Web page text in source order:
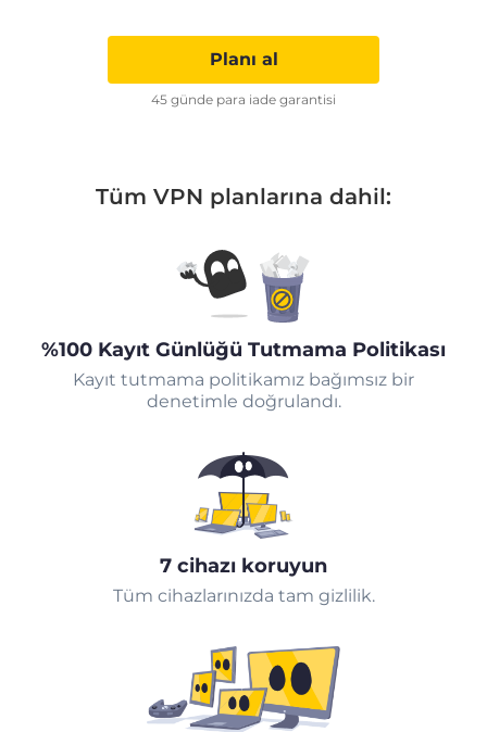
Planı al
45 günde para iade garantisi
Tüm VPN planlarına dahil:
%100 Kayıt Günlüğü Tutmama Politikası
Kayıt tutmama politikamız bağımsız bir
denetimle doğrulandı.
7 cihazı koruyun
Tüm cihazlarınızda tam gizlilik.